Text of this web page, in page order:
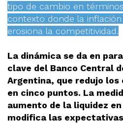
tipo de cambio en
contexto donde la
erosiona la competitividad.
La dinámica se da en
clave del Banco Central
Argentina, que redujo los
en cinco puntos. La
aumento de la liquidez
modifica las